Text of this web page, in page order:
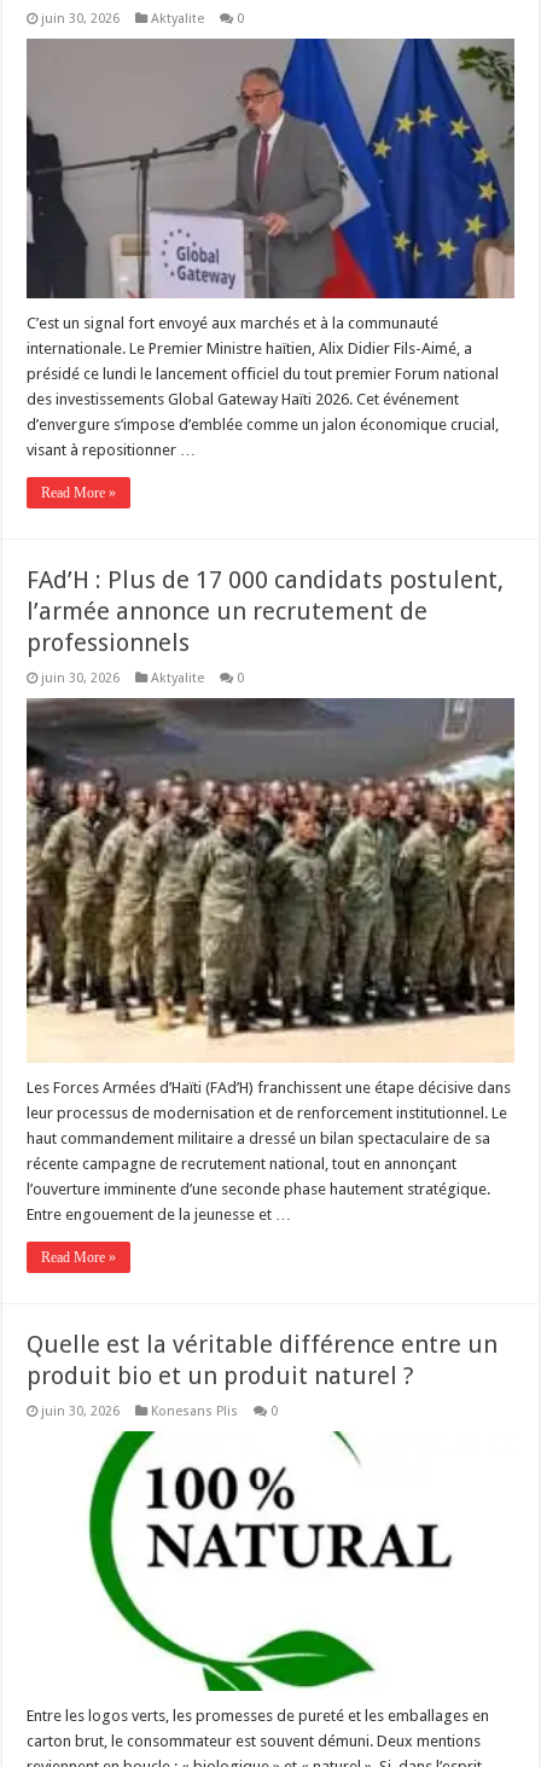
juin 30, 2026 Aktyalite 0
C’est un signal fort envoyé aux marchés et à la communauté
internationale. Le Premier Ministre haïtien, Alix Didier Fils-Aimé, a
présidé ce lundi le lancement officiel du tout premier Forum national
des investissements Global Gateway Haïti 2026. Cet événement
d’envergure s’impose d’emblée comme un jalon économique crucial,
visant à repositionner …
Read More »
FAd’H : Plus de 17 000 candidats postulent,
l’armée annonce un recrutement de
professionnels
juin 30, 2026 Aktyalite 0
Les Forces Armées d’Haïti (FAd’H) franchissent une étape décisive dans
leur processus de modernisation et de renforcement institutionnel. Le
haut commandement militaire a dressé un bilan spectaculaire de sa
récente campagne de recrutement national, tout en annonçant
l’ouverture imminente d’une seconde phase hautement stratégique.
Entre engouement de la jeunesse et …
Read More »
Quelle est la véritable différence entre un
produit bio et un produit naturel ?
juin 30, 2026 Konesans Plis 0
Entre les logos verts, les promesses de pureté et les emballages en
carton brut, le consommateur est souvent démuni. Deux mentions